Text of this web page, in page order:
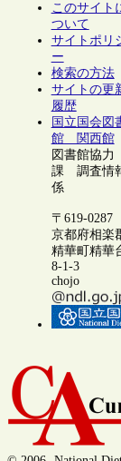
このサイト
ついて
サイトポリ
ー
検索の方法
サイトの更
履歴
国立国会図
館 関西館
図書館協力
課 調査情
係
〒619-0287
京都府相楽
精華町精華
8-1-3
chojo